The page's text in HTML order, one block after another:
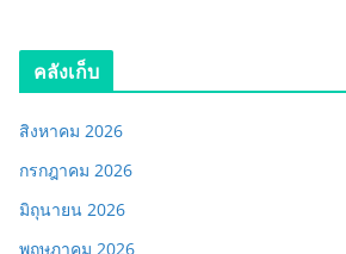
คลังเก็บ
สิงหาคม 2026
กรกฎาคม 2026
มิถุนายน 2026
พฤษภาคม 2026